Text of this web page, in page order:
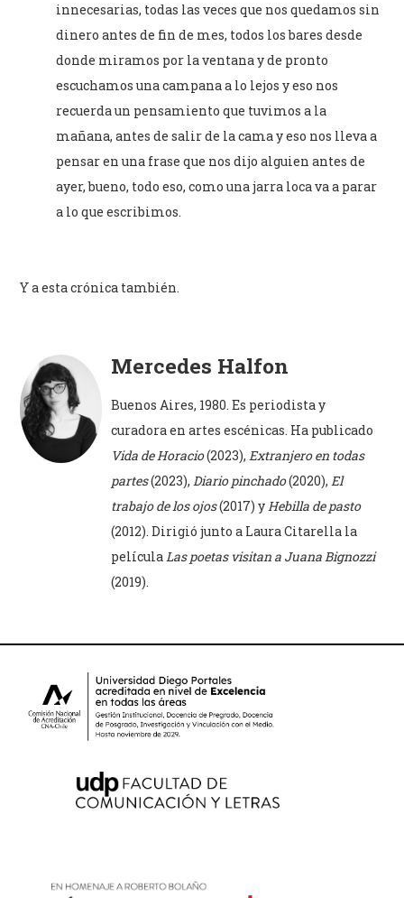
innecesarias, todas las veces que nos quedamos sin
dinero antes de fin de mes, todos los bares desde
donde miramos por la ventana y de pronto
escuchamos una campana a lo lejos y eso nos
recuerda un pensamiento que tuvimos a la
mañana, antes de salir de la cama y eso nos lleva a
pensar en una frase que nos dijo alguien antes de
ayer, bueno, todo eso, como una jarra loca va a parar
a lo que escribimos.
Y a esta crónica también.
Mercedes Halfon
Buenos Aires, 1980. Es periodista y
curadora en artes escénicas. Ha publicado
Vida de Horacio(2023),Extranjero en todas
partes(2023),Diario pinchado(2020),El
trabajo de los ojos(2017) yHebilla de pasto
(2012). Dirigió junto a Laura Citarella la
películaLas poetas visitan a Juana Bignozzi
(2019).